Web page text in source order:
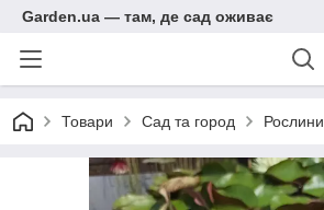
Garden.ua — там, де сад оживає
Товари Сад та город Рослини